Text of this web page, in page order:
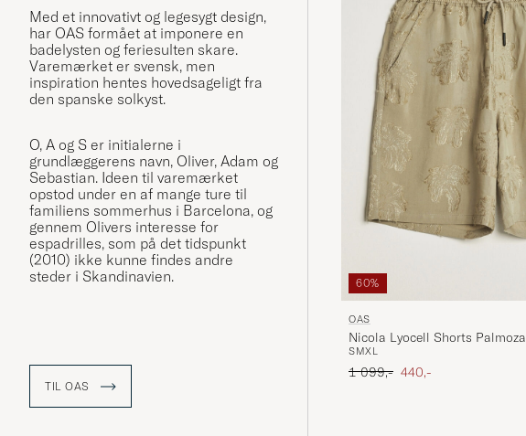
Med et innovativt og legesygt design,
har OAS formået at imponere en
badelysten og feriesulten skare.
Varemærket er svensk, men
inspiration hentes hovedsageligt fra
den spanske solkyst.
O, A og S er initialerne i
grundlæggerens navn, Oliver, Adam og
Sebastian. Ideen til varemærket
opstod under en af ​​mange ture til
familiens sommerhus i Barcelona, og
gennem Olivers interesse for
espadrilles, som på det tidspunkt
(2010) ikke kunne findes andre
steder i Skandinavien.
TIL OAS
60%
OAS
Nicola Lyocell Shorts Palmoza
SMXL
Ordinary pris
1 099,- Nedsat pris
440,-